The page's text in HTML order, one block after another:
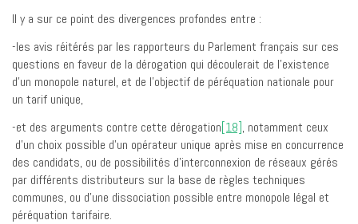
Il y a sur ce point des divergences profondes entre :
-les avis réitérés par les rapporteurs du Parlement français sur ces
questions en faveur de la dérogation qui découlerait de l’existence
d’un monopole naturel, et de l’objectif de péréquation nationale pour
un tarif unique,
-et des arguments contre cette dérogation[18], notamment ceux
d’un choix possible d’un opérateur unique après mise en concurrence
des candidats, ou de possibilités d’interconnexion de réseaux gérés
par différents distributeurs sur la base de règles techniques
communes, ou d’une dissociation possible entre monopole légal et
péréquation tarifaire.